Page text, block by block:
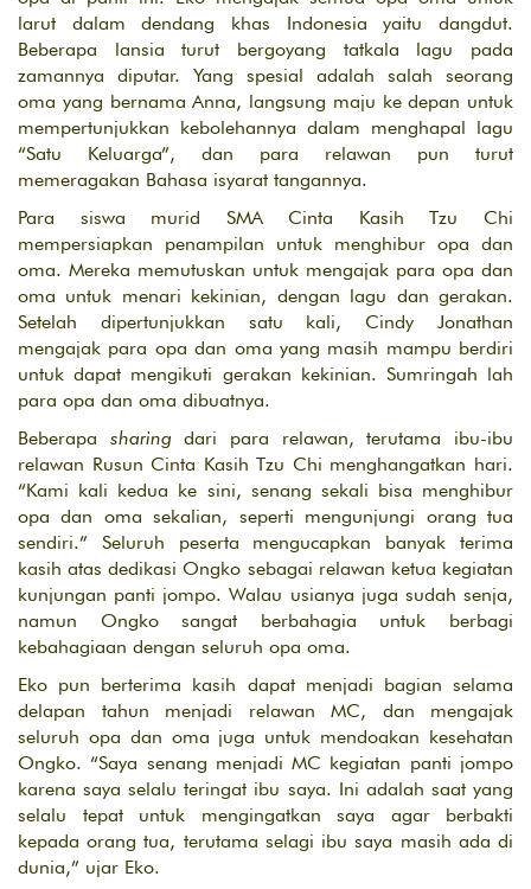
larut dalam dendang khas Indonesia yaitu dangdut.
Beberapa lansia turut bergoyang tatkala lagu pada
zamannya diputar. Yang spesial adalah salah seorang
oma yang bernama Anna, langsung maju ke depan untuk
mempertunjukkan kebolehannya dalam menghapal lagu
“Satu Keluarga”, dan para relawan pun turut
memeragakan Bahasa isyarat tangannya.
Para siswa murid SMA Cinta Kasih Tzu Chi
mempersiapkan penampilan untuk menghibur opa dan
oma. Mereka memutuskan untuk mengajak para opa dan
oma untuk menari kekinian, dengan lagu dan gerakan.
Setelah dipertunjukkan satu kali, Cindy Jonathan
mengajak para opa dan oma yang masih mampu berdiri
untuk dapat mengikuti gerakan kekinian. Sumringah lah
para opa dan oma dibuatnya.
Beberapa sharing dari para relawan, terutama ibu-ibu
relawan Rusun Cinta Kasih Tzu Chi menghangatkan hari.
“Kami kali kedua ke sini, senang sekali bisa menghibur
opa dan oma sekalian, seperti mengunjungi orang tua
sendiri.” Seluruh peserta mengucapkan banyak terima
kasih atas dedikasi Ongko sebagai relawan ketua kegiatan
kunjungan panti jompo. Walau usianya juga sudah senja,
namun Ongko sangat berbahagia untuk berbagi
kebahagiaan dengan seluruh opa oma.
Eko pun berterima kasih dapat menjadi bagian selama
delapan tahun menjadi relawan MC, dan mengajak
seluruh opa dan oma juga untuk mendoakan kesehatan
Ongko. “Saya senang menjadi MC kegiatan panti jompo
karena saya selalu teringat ibu saya. Ini adalah saat yang
selalu tepat untuk mengingatkan saya agar berbakti
kepada orang tua, terutama selagi ibu saya masih ada di
dunia,” ujar Eko.